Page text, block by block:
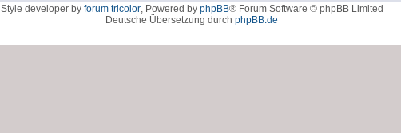
Style developer by forum tricolor, Powered by phpBB® Forum Software © phpBB Limited
Deutsche Übersetzung durch phpBB.de